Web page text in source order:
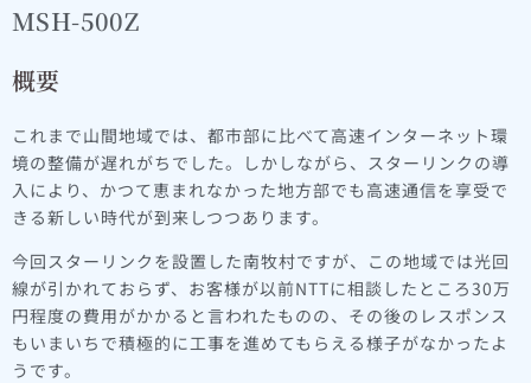
MSH-500Z
概要
これまで山間地域では、都市部に比べて高速インターネット環
境の整備が遅れがちでした。しかしながら、スターリンクの導
入により、かつて恵まれなかった地方部でも高速通信を享受で
きる新しい時代が到来しつつあります。
今回スターリンクを設置した南牧村ですが、この地域では光回
線が引かれておらず、お客様が以前NTTに相談したところ30万
円程度の費用がかかると言われたものの、その後のレスポンス
もいまいちで積極的に工事を進めてもらえる様子がなかったよ
うです。